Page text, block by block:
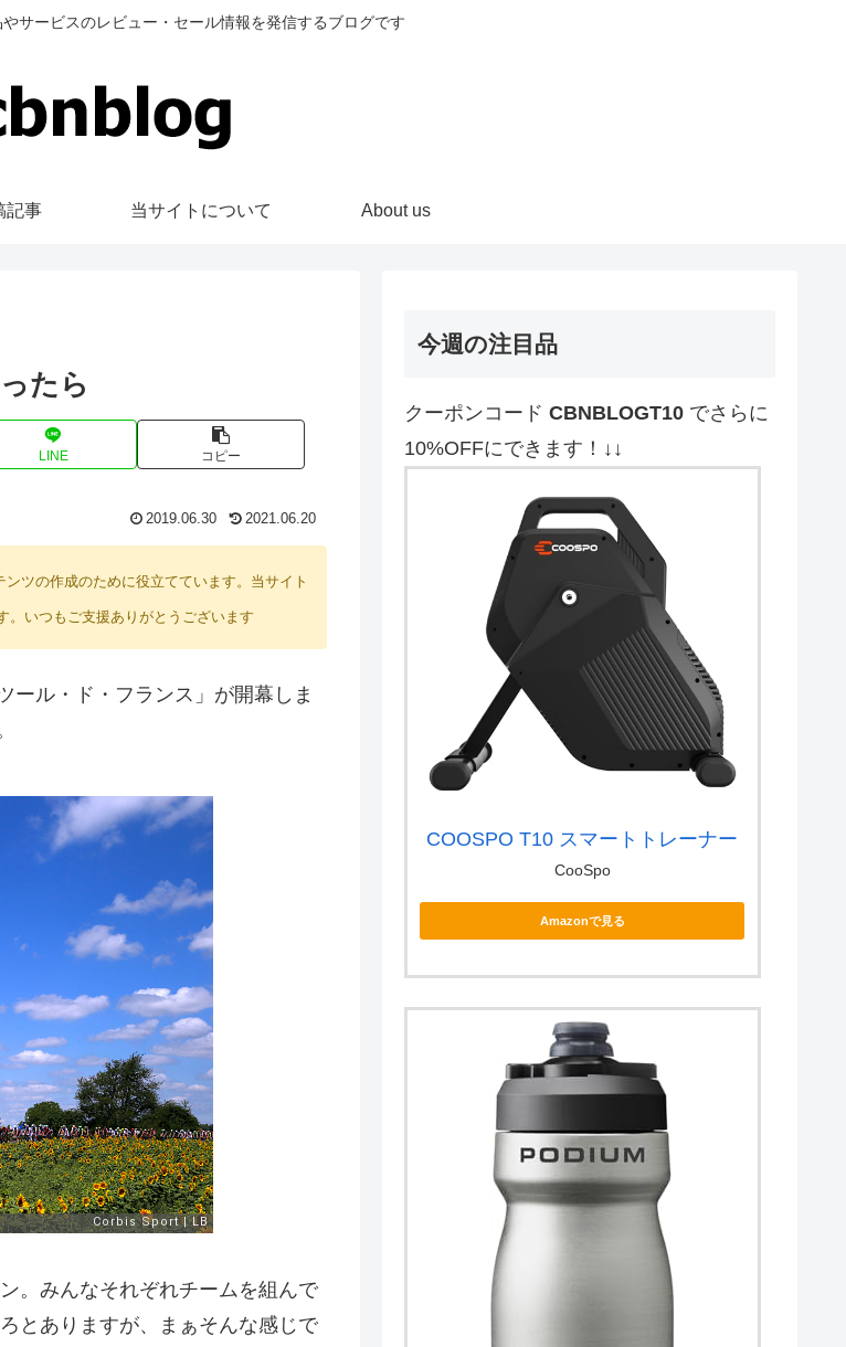
サービスのレビュー・セール情報を発信するブログです
記事 当サイトについて About us
たら
LINE コピー
2019.06.30 2021.06.20
ツの作成のために役立てています。当サイト
。いつもご支援ありがとうございます
ール・ド・フランス」が開幕しま
。みんなそれぞれチームを組んで
とありますが、まぁそんな感じで
今週の注目品
クーポンコード CBNBLOGT10 でさらに
10%OFFにできます！↓↓
COOSPO T10 スマートトレーナー
CooSpo
Amazonで見る